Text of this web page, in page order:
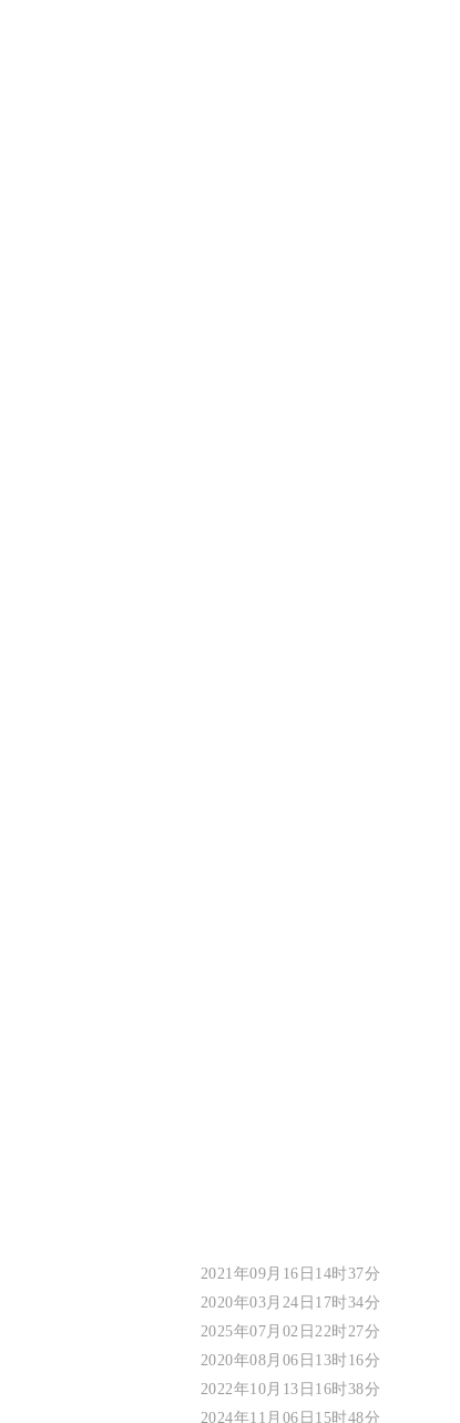
2021年09月16日14时37分
2020年03月24日17时34分
2025年07月02日22时27分
2020年08月06日13时16分
2022年10月13日16时38分
2024年11月06日15时48分